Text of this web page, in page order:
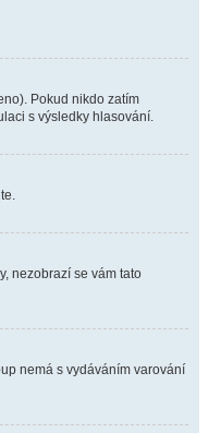
Pokud nikdo zatím
s výsledky hlasování.
nezobrazí se vám tato
nemá s vydáváním varování